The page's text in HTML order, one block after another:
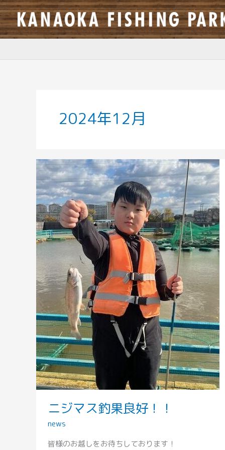
内
容
を
ス
2024年12月
ニジマス釣果良好！！
news
皆様のお越しをお待ちしております！
ニ
ジ
マ
ス
釣
果
良
好！！